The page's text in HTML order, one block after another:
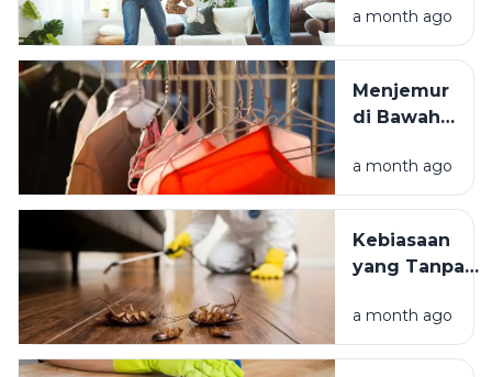
Mengapa
Lingkungan
Tinggal yang
Bersih
Kesejahteraan
Kita?
a month ago
Menjemur
di Bawah
atau Di
Tempat
Mana yang
Lebih
a month ago
Kebiasaan
yang Tanpa
Mengundang
Kecoak,
a month ago